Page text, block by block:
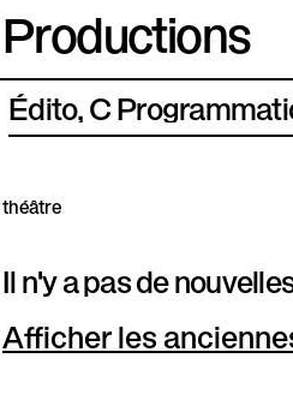
t
e
f
o
m
e
Productions
Édito
théâtre
Il n'y a pas de
Afficher les